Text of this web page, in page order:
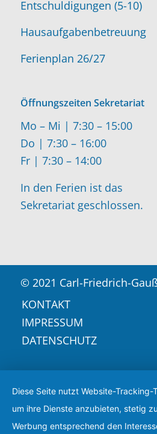
Entschuldigungen (5-10)
Hausaufgabenbetreuung
Ferienplan 26/27
Öffnungszeiten Sekretariat
Mo – Mi | 7:30 – 15:00
Do | 7:30 – 16:00
Fr | 7:30 – 14:00
In den Ferien ist das
Sekretariat geschlossen.
© 2021 Carl-Friedrich-
KONTAKT
IMPRESSUM
DATENSCHUTZ
Diese Seite nutzt Website-Tracking-
um ihre Dienste anzubieten, stetig
Werbung entsprechend den